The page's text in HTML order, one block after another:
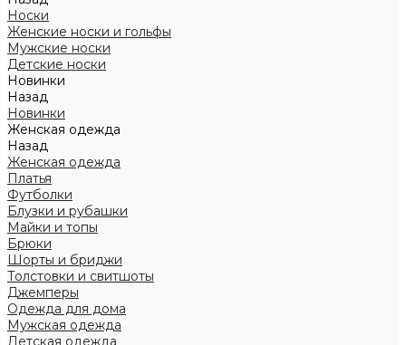
Носки
Женские носки и гольфы
Мужские носки
Детские носки
Новинки
Назад
Новинки
Женская одежда
Назад
Женская одежда
Платья
Футболки
Блузки и рубашки
Майки и топы
Брюки
Шорты и бриджи
Толстовки и свитшоты
Джемперы
Одежда для дома
Мужская одежда
Детская одежда